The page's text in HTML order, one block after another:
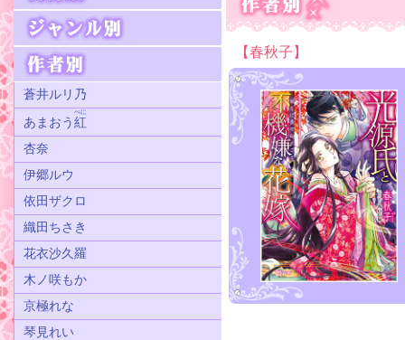
蒼井ルリ乃
あまおう 紅
べに
杏奈
伊郷ルウ
依田ザクロ
織田ちさき
花衣沙久羅
木ノ咲もか
京極れな
琴見れい
【春秋子】